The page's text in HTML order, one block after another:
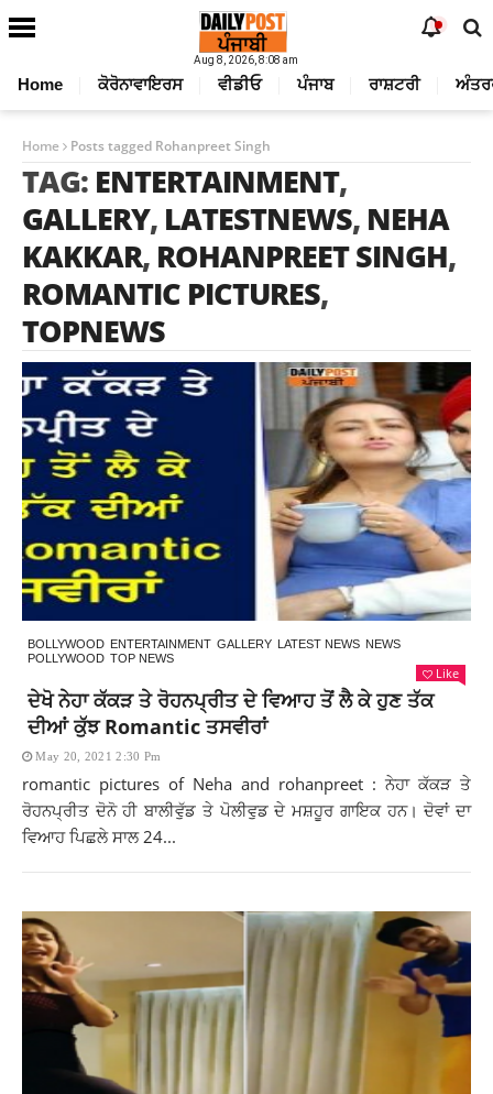
Aug 8, 2026, 8:08 am
Home ਕੋਰੋਨਾਵਾਇਰਸ ਵੀਡੀਓ ਪੰਜਾਬ ਰਾਸ਼ਟਰੀ
Home Posts tagged Rohanpreet Singh
TAG: ENTERTAINMENT,
GALLERY, LATESTNEWS, NEHA
KAKKAR, ROHANPREET SINGH,
ROMANTIC PICTURES,
TOPNEWS
BOLLYWOOD ENTERTAINMENT GALLERY LATEST NEWS NEWS
POLLYWOOD TOP NEWS
Like
ਦੇਖੋ ਨੇਹਾ ਕੱਕੜ ਤੇ ਰੋਹਨਪ੍ਰੀਤ ਦੇ ਵਿਆਹ ਤੋਂ ਲੈ ਕੇ ਹੁਣ ਤੱਕ
ਦੀਆਂ ਕੁੱਝ Romantic ਤਸਵੀਰਾਂ
May 20, 2021 2:30 Pm
romantic pictures of Neha and rohanpreet : ਨੇਹਾ ਕੱਕੜ ਤੇ
ਰੋਹਨਪ੍ਰੀਤ ਦੋਨੋ ਹੀ ਬਾਲੀਵੁੱਡ ਤੇ ਪੋਲੀਵੁਡ ਦੇ ਮਸ਼ਹੂਰ ਗਾਇਕ ਹਨ। ਦੋਵਾਂ ਦਾ
ਵਿਆਹ ਪਿਛਲੇ ਸਾਲ 24...